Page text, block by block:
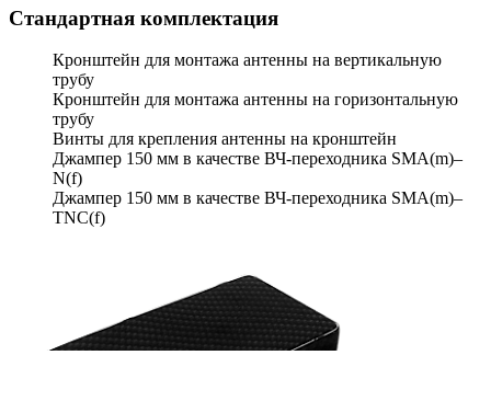
Стандартная комплектация
Кронштейн для монтажа антенны на вертикальную
трубу
Кронштейн для монтажа антенны на горизонтальную
трубу
Винты для крепления антенны на кронштейн
Джампер 150 мм в качестве ВЧ-переходника SMA(m)–
N(f)
Джампер 150 мм в качестве ВЧ-переходника SMA(m)–
TNC(f)